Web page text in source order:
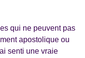
qui ne peuvent pas
apostolique ou
senti une vraie